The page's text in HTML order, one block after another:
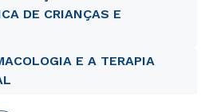
DE CRIANÇAS E
E A TERAPIA